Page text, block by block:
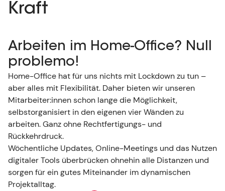
Kraft
Arbeiten im Home-Office? Null
problemo!
Home-Office hat für uns nichts mit Lockdown zu tun –
aber alles mit Flexibilität. Daher bieten wir unseren
Mitarbeiter:innen schon lange die Möglichkeit,
selbstorganisiert in den eigenen vier Wänden zu
arbeiten. Ganz ohne Rechtfertigungs- und
Rückkehrdruck.
Wöchentliche Updates, Online-Meetings und das Nutzen
digitaler Tools überbrücken ohnehin alle Distanzen und
sorgen für ein gutes Miteinander im dynamischen
Projektalltag.